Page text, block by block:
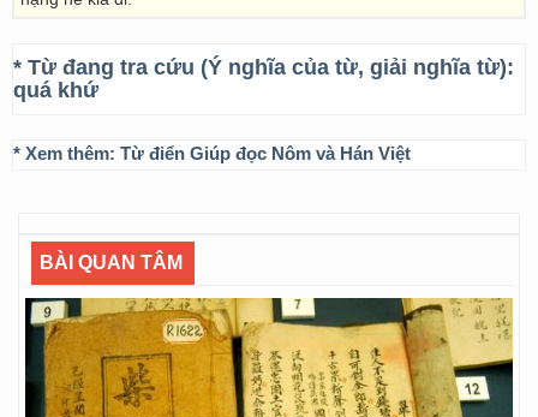
* Từ đang tra cứu (Ý nghĩa của từ, giải nghĩa từ):
quá khứ
* Xem thêm: Từ điển Giúp đọc Nôm và Hán Việt
BÀI QUAN TÂM